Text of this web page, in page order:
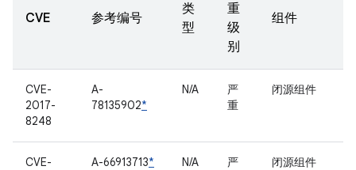
CVE 参考编号
类
型
重
级
别
组件
CVE-
2017-
8248
A-
78135902*
N/A
严
重
闭源组件
CVE-
A-66913713* N/A
严
闭源组件